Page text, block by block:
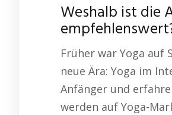
Weshalb ist die
Früher war Yoga
neue Ära: Yoga im
Anfänger und
werden auf Yoga-